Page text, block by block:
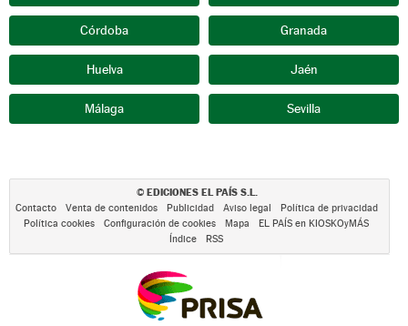
Córdoba Granada
Huelva Jaén
Málaga Sevilla
© EDICIONES EL PAÍS S.L.
Contacto Venta de contenidos Publicidad Aviso legal
Política de privacidad
Política cookies
Configuración de cookies Mapa
EL PAÍS en KIOSKOyMÁS
Índice
RSS